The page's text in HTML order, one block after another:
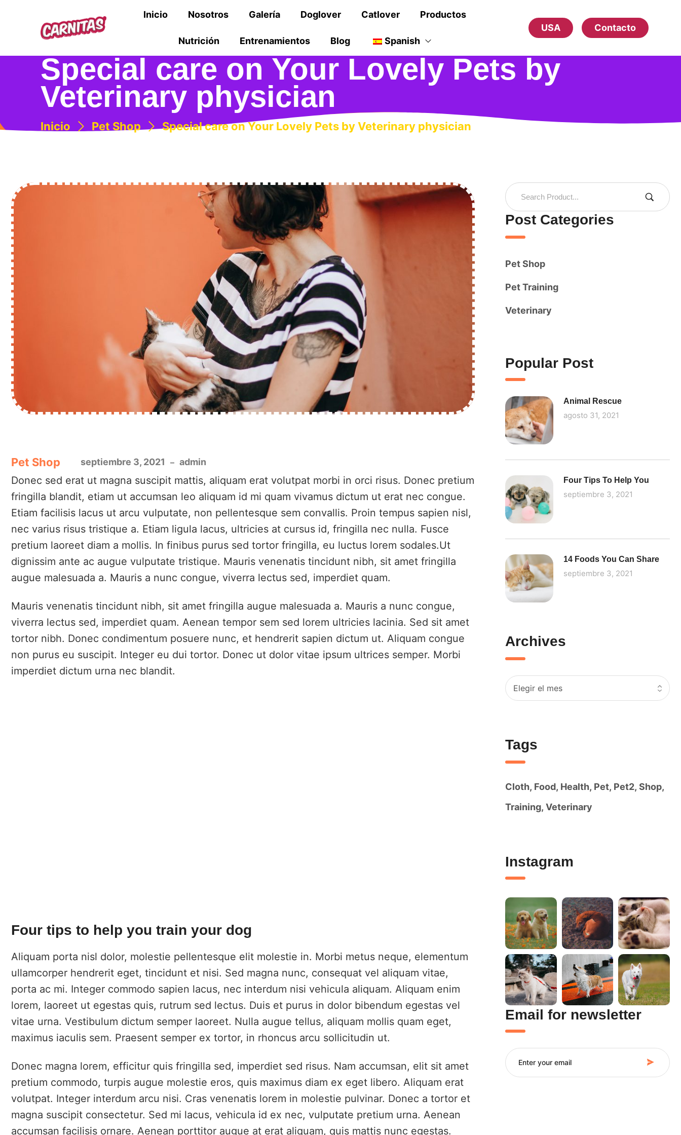
Inicio Nosotros Galería Doglover Catlover Productos
Nutrición Entrenamientos Blog Spanish
USA Contacto
Special care on Your Lovely Pets by
Veterinary physician
Inicio Pet Shop Special care on Your Lovely Pets by Veterinary physician
Pet Shop septiembre 3, 2021 admin
Donec sed erat ut magna suscipit mattis, aliquam erat volutpat morbi in orci risus. Donec pretium
fringilla blandit, etiam ut accumsan leo aliquam id mi quam vivamus dictum ut erat nec congue.
Etiam facilisis lacus ut arcu vulputate, non pellentesque sem convallis. Proin tempus sapien nisl,
nec varius risus tristique a. Etiam ligula lacus, ultricies at cursus id, fringilla nec nulla. Fusce
pretium laoreet diam a mollis. In finibus purus sed tortor fringilla, eu luctus lorem sodales.Ut
dignissim ante ac augue vulputate tristique. Mauris venenatis tincidunt nibh, sit amet fringilla
augue malesuada a. Mauris a nunc congue, viverra lectus sed, imperdiet quam.
Mauris venenatis tincidunt nibh, sit amet fringilla augue malesuada a. Mauris a nunc congue,
viverra lectus sed, imperdiet quam. Aenean tempor sem sed lorem ultricies lacinia. Sed sit amet
tortor nibh. Donec condimentum posuere nunc, et hendrerit sapien dictum ut. Aliquam congue
non purus eu suscipit. Integer eu dui tortor. Donec ut dolor vitae ipsum ultrices semper. Morbi
imperdiet dictum urna nec blandit.
Four tips to help you train your dog
Aliquam porta nisl dolor, molestie pellentesque elit molestie in. Morbi metus neque, elementum
ullamcorper hendrerit eget, tincidunt et nisi. Sed magna nunc, consequat vel aliquam vitae,
porta ac mi. Integer commodo sapien lacus, nec interdum nisi vehicula aliquam. Aliquam enim
lorem, laoreet ut egestas quis, rutrum sed lectus. Duis et purus in dolor bibendum egestas vel
vitae urna. Vestibulum dictum semper laoreet. Nulla augue tellus, aliquam mollis quam eget,
maximus iaculis sem. Praesent semper ex tortor, in rhoncus arcu sollicitudin ut.
Donec magna lorem, efficitur quis fringilla sed, imperdiet sed risus. Nam accumsan, elit sit amet
pretium commodo, turpis augue molestie eros, quis maximus diam ex eget libero. Aliquam erat
volutpat. Integer interdum arcu nisi. Cras venenatis lorem in molestie pulvinar. Donec a tortor et
magna suscipit consectetur. Sed mi lacus, vehicula id ex nec, vulputate pretium urna. Aenean
accumsan facilisis ornare. Aenean porttitor augue at erat aliquam, quis mattis nunc egestas.
Post Categories
Pet Shop
Pet Training
Veterinary
Popular Post
Animal Rescue
agosto 31, 2021
Four Tips To Help You
septiembre 3, 2021
14 Foods You Can Share
septiembre 3, 2021
Archives
Tags
Cloth Food Health Pet Pet2 Shop
Training Veterinary
Instagram
Email for newsletter